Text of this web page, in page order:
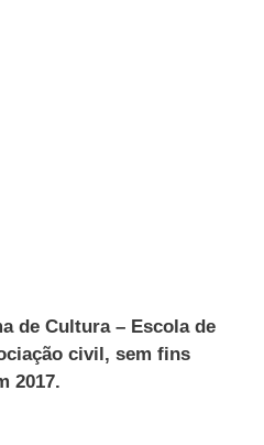
de Cultura – Escola de
civil, sem fins
2017.